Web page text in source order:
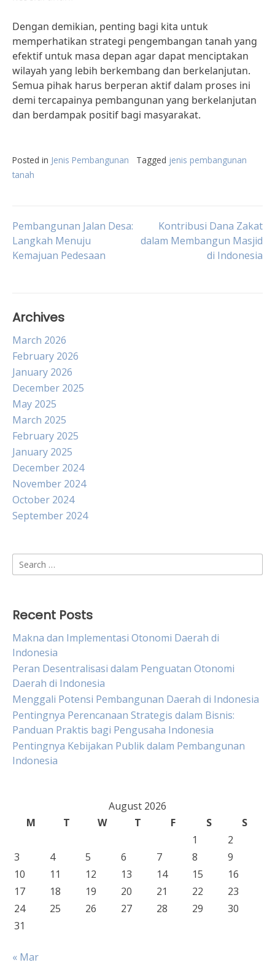
Dengan demikian, penting bagi kita untuk
memperhatikan strategi pengembangan tanah yang
efektif untuk masa depan agar dapat menciptakan
wilayah yang lebih berkembang dan berkelanjutan.
Semua pihak harus berperan aktif dalam proses ini
demi tercapainya pembangunan yang berkelanjutan
dan berdampak positif bagi masyarakat.
Posted in Jenis Pembangunan Tagged jenis pembangunan
tanah
Post
navigation
Pembangunan Jalan Desa:
Langkah Menuju
Kemajuan Pedesaan
Kontribusi Dana Zakat
dalam Membangun Masjid
di Indonesia
Archives
March 2026
February 2026
January 2026
December 2025
May 2025
March 2025
February 2025
January 2025
December 2024
November 2024
October 2024
September 2024
Search
for:
Recent Posts
Makna dan Implementasi Otonomi Daerah di
Indonesia
Peran Desentralisasi dalam Penguatan Otonomi
Daerah di Indonesia
Menggali Potensi Pembangunan Daerah di Indonesia
Pentingnya Perencanaan Strategis dalam Bisnis:
Panduan Praktis bagi Pengusaha Indonesia
Pentingnya Kebijakan Publik dalam Pembangunan
Indonesia
August 2026
M
T W T F S
S
1
2
3
4 5 6 7 8
9
10
11 12 13 14 15
16
17
18 19 20 21 22
23
24
25 26 27 28 29
30
31
« Mar